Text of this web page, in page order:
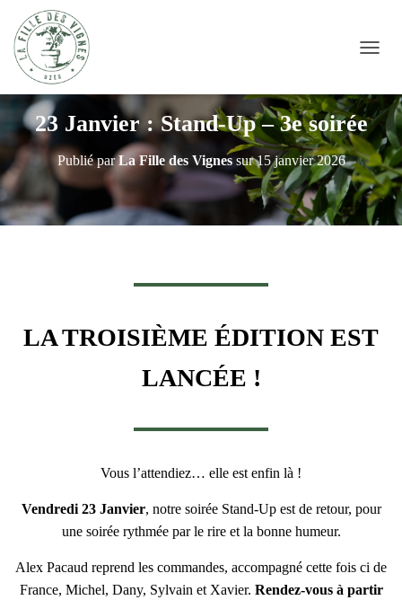
23 Janvier : Stand-Up – 3e soirée
Publié parLa Fille des Vignessur15 janvier 2026
LA TROISIÈME ÉDITION EST
LANCÉE !
Vous l’attendiez… elle est enfin là !
Vendredi 23 Janvier, notre soirée Stand-Up est de retour, pour
une soirée rythmée par le rire et la bonne humeur.
Alex Pacaud reprend les commandes, accompagné cette fois ci de
France, Michel, Dany, Sylvain et Xavier. Rendez-vous à partir